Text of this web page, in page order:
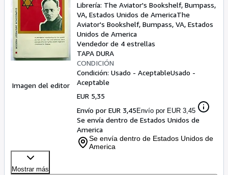
Imagen del editor
Librería: The Aviator's Bookshelf, Bumpass,
VA, Estados Unidos de AmericaThe
Aviator's Bookshelf, Bumpass, VA, Estados
Unidos de America
Vendedor de 4 estrellas
TAPA DURA
CONDICIÓN
Condición: Usado - AceptableUsado -
Aceptable
EUR 5,35
Envío por EUR 3,45Envío por EUR 3,45
Se envía dentro de Estados Unidos de
America
Se envía dentro de Estados Unidos de
America
Mostrar más